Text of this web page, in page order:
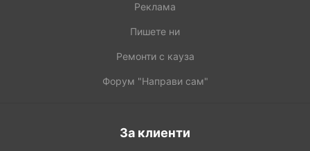
Реклама
Пишете ни
Ремонти с кауза
Форум "Направи сам"
За клиенти